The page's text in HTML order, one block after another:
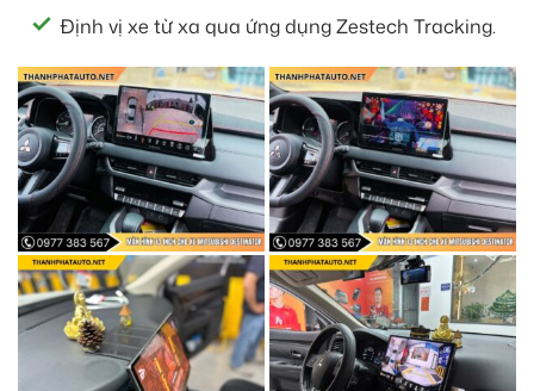
Định vị xe từ xa qua ứng dụng Zestech Tracking.